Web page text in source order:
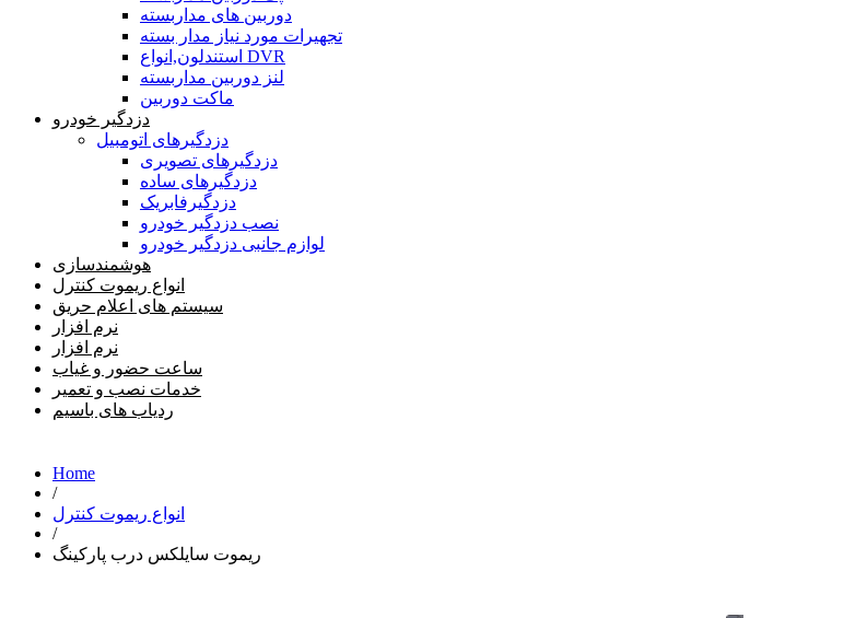
دوربین های مداربسته
تجهیرات مورد نیاز مدار بسته
استندلون,انواع DVR
لنز دوربین مداربسته
ماکت دوربین
دزدگیر خودرو
دزدگیرهای اتومبیل
دزدگیرهای تصویری
دزدگیرهای ساده
دزدگیرفابریک
نصب دزدگیر خودرو
لوازم جانبی دزدگیر خودرو
هوشمندسازی
انواع ریموت کنترل
سیستم های اعلام حریق
نرم افزار
نرم افزار
ساعت حضور و غیاب
خدمات نصب و تعمیر
ردیاب های باسیم
Home
/
انواع ریموت کنترل
/
ریموت سایلکس درب پارکینگ